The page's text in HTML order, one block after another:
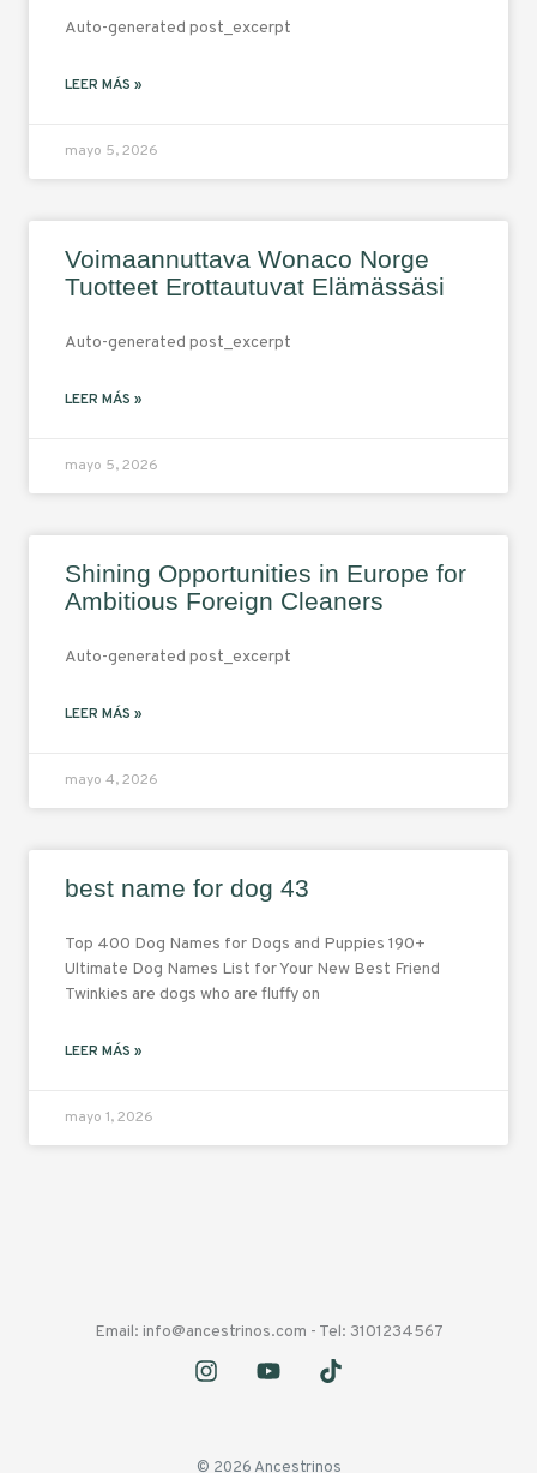
Auto-generated post_excerpt
LEER MÁS »
mayo 5, 2026
Voimaannuttava Wonaco Norge
Tuotteet Erottautuvat Elämässäsi
Auto-generated post_excerpt
LEER MÁS »
mayo 5, 2026
Shining Opportunities in Europe for
Ambitious Foreign Cleaners
Auto-generated post_excerpt
LEER MÁS »
mayo 4, 2026
best name for dog 43
Top 400 Dog Names for Dogs and Puppies 190+
Ultimate Dog Names List for Your New Best Friend
Twinkies are dogs who are fluffy on
LEER MÁS »
mayo 1, 2026
Email: info@ancestrinos.com - Tel: 3101234567
© 2026 Ancestrinos